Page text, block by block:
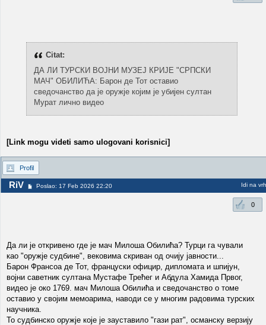
Citat:
ДА ЛИ ТУРСКИ ВОЈНИ МУЗЕЈ КРИЈЕ "СРПСКИ
МАЧ" ОБИЛИЋА: Барон де Тот оставио
сведочанство да је оружје којим је убијен султан
Мурат лично видео
[Link mogu videti samo ulogovani korisnici]
Profil
RiV Poslao: 17 Feb 2026 22:20 Idi na vrh
0
Да ли је откривено где је мач Милоша Обилића? Турци га чували
као "оружје судбине", вековима скриван од очију јавности...
Барон Франсоа де Тот, француски официр, дипломата и шпијун,
војни саветник султана Мустафе Трећег и Абдула Хамида Првог,
видео је око 1769. мач Милоша Обилића и сведочанство о томе
оставио у својим мемоарима, наводи се у многим радовима турских
научника.
То судбинско оружје које је зауставило "гази рат", османску верзију